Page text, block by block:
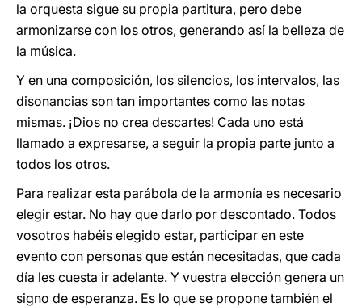
la orquesta sigue su propia partitura, pero debe
armonizarse con los otros, generando así la belleza de
la música.
Y en una composición, los silencios, los intervalos, las
disonancias son tan importantes como las notas
mismas. ¡Dios no crea descartes! Cada uno está
llamado a expresarse, a seguir la propia parte junto a
todos los otros.
Para realizar esta parábola de la armonía es necesario
elegir estar. No hay que darlo por descontado. Todos
vosotros habéis elegido estar, participar en este
evento con personas que están necesitadas, que cada
día les cuesta ir adelante. Y vuestra elección genera un
signo de esperanza. Es lo que se propone también el